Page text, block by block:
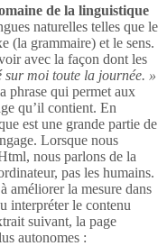
de la linguistique
naturelles telles que le
(la grammaire) et le sens.
avec la façon dont les
sur moi toute la journée. »
phrase qui permet aux
qu’il contient. En
est une grande partie de
Lorsque nous
nous parlons de la
pas les humains.
améliorer la mesure dans
interpréter le contenu
suivant, la page
autonomes :